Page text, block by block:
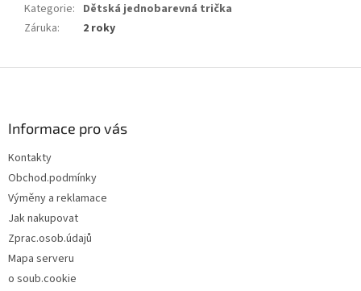
Kategorie: Dětská jednobarevná trička
Záruka: 2 roky
Informace pro vás
Kontakty
Obchod.podmínky
Výměny a reklamace
Jak nakupovat
Zprac.osob.údajů
Mapa serveru
o soub.cookie